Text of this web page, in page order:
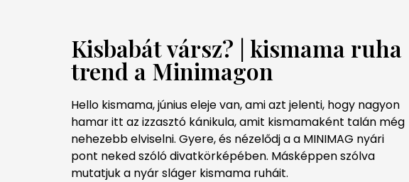
Kisbabát vársz? | kismama ruha
trend a Minimagon
Hello kismama, június eleje van, ami azt jelenti, hogy nagyon
hamar itt az izzasztó kánikula, amit kismamaként talán még
nehezebb elviselni. Gyere, és nézelődj a a MINIMAG nyári
pont neked szóló divatkörképében. Másképpen szólva
mutatjuk a nyár sláger kismama ruháit.